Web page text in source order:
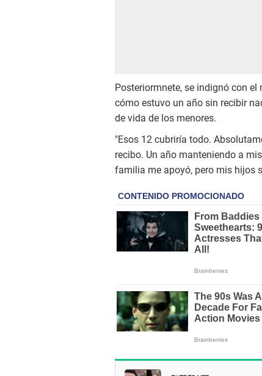
Posteriormnete, se indignó con
cómo estuvo un año sin recibir
de vida de los menores.
"Esos 12 cubriría todo.
recibo. Un año manteniendo a
familia me apoyó, pero mis hijos